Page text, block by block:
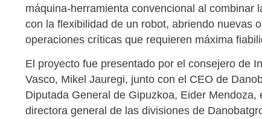
máquina-herramienta convencional al
con la flexibilidad de un robot, abriendo nuevas
operaciones críticas que requieren máxima
El proyecto fue presentado por el consejero de
Vasco, Mikel Jauregi, junto con el CEO de
Diputada General de Gipuzkoa, Eider
directora general de las divisiones de